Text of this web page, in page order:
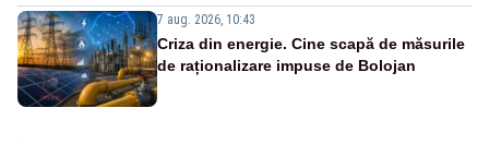
7 aug. 2026, 10:43
Criza din energie. Cine scapă de măsurile
de raționalizare impuse de Bolojan